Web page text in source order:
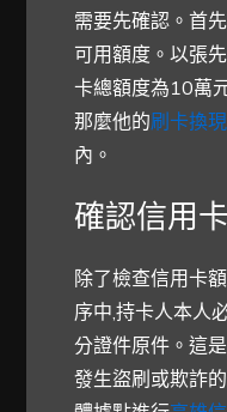
需要先確認。首
可用額度。以張
卡總額度為10萬
那麼他的刷卡換
內。
確認信用
除了檢查信用卡額
序中,持卡人本人
分證件原件。這
發生盜刷或欺詐